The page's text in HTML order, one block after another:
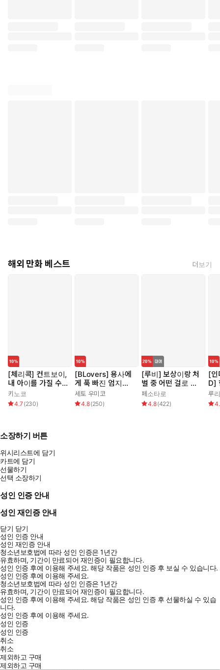
해외 만화 베스트 더보기
[체리콕] 컨트보이,
내 아이를 가질 수
있습니다!
키노코
4.7 (230)
[BLovers] 용사에
게 푹 빠진 엄지왕
자
세토 우미코
4.8(250)
[루비] 보상이랑 처
벌 중 어떤 걸로 할
래요?
페소타로
4.8(422)
[인
D]
봐
루
소장하기 버튼
위시리스트에 담기
카트에 담기
선물하기
선택 소장하기
성인 인증 안내
성인 재인증 안내
닫기 닫기
성인 인증 안내
성인 재인증 안내
청소년보호법에 따라 성인 인증은 1년간
유효하며, 기간이 만료되어 재인증이 필요합니다.
성인 인증 후에 이용해 주세요.해당 작품은 성인 인증 후 보실 수 있습니다.
성인 인증 후에 이용해 주세요.
청소년보호법에 따라 성인 인증은 1년간
유효하며, 기간이 만료되어 재인증이 필요합니다.
성인 인증 후에 이용해 주세요.해당 작품은 성인 인증 후 선물하실 수 있습
니다.
성인 인증 후에 이용해 주세요.
성인 인증
성인 인증
취소
취소
제외하고 구매
제외하고 구매